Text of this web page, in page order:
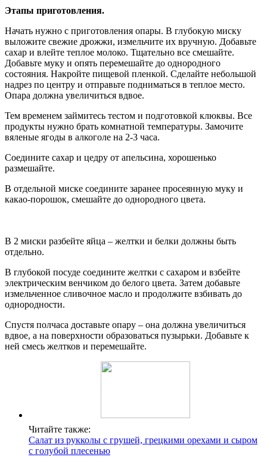
Этапы приготовления.
Начать нужно с приготовления опары. В глубокую миску
выложите свежие дрожжи, измельчите их вручную. Добавьте
сахар и влейте теплое молоко. Тщательно все смешайте.
Добавьте муку и опять перемешайте до однородного
состояния. Накройте пищевой пленкой. Сделайте небольшой
надрез по центру и отправьте подниматься в теплое место.
Опара должна увеличиться вдвое.
Тем временем займитесь тестом и подготовкой клюквы. Все
продукты нужно брать комнатной температуры. Замочите
вяленые ягоды в алкоголе на 2-3 часа.
Соедините сахар и цедру от апельсина, хорошенько
размешайте.
В отдельной миске соедините заранее просеянную муку и
какао-порошок, смешайте до однородного цвета.
В 2 миски разбейте яйца – желтки и белки должны быть
отдельно.
В глубокой посуде соедините желтки с сахаром и взбейте
электрическим венчиком до белого цвета. Затем добавьте
измельченное сливочное масло и продолжите взбивать до
однородности.
Спустя полчаса доставьте опару – она должна увеличиться
вдвое, а на поверхности образоваться пузырьки. Добавьте к
ней смесь желтков и перемешайте.
Читайте также:
Салат из рукколы с грушей, грецкими орехами и сыром
с голубой плесенью